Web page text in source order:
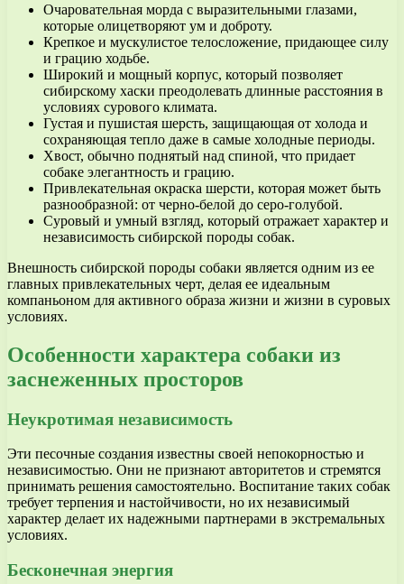
Очаровательная морда с выразительными глазами,
которые олицетворяют ум и доброту.
Крепкое и мускулистое телосложение, придающее силу
и грацию ходьбе.
Широкий и мощный корпус, который позволяет
сибирскому хаски преодолевать длинные расстояния в
условиях сурового климата.
Густая и пушистая шерсть, защищающая от холода и
сохраняющая тепло даже в самые холодные периоды.
Хвост, обычно поднятый над спиной, что придает
собаке элегантность и грацию.
Привлекательная окраска шерсти, которая может быть
разнообразной: от черно-белой до серо-голубой.
Суровый и умный взгляд, который отражает характер и
независимость сибирской породы собак.
Внешность сибирской породы собаки является одним из ее
главных привлекательных черт, делая ее идеальным
компаньоном для активного образа жизни и жизни в суровых
условиях.
Особенности характера собаки из
заснеженных просторов
Неукротимая независимость
Эти песочные создания известны своей непокорностью и
независимостью. Они не признают авторитетов и стремятся
принимать решения самостоятельно. Воспитание таких собак
требует терпения и настойчивости, но их независимый
характер делает их надежными партнерами в экстремальных
условиях.
Бесконечная энергия